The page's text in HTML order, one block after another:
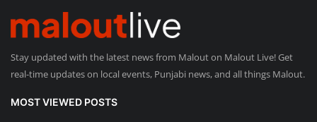
Stay updated with the latest news from Malout on Malout Live! Get
real-time updates on local events, Punjabi news, and all things Malout.
MOST VIEWED POSTS